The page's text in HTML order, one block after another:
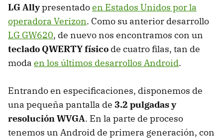
LG Allypresentadoen Estados Unidos por la
operadora Verizon. Como su anterior desarrollo
LG GW620, de nuevo nos encontramos con un
teclado QWERTYfísico de cuatro filas, tan de
moda en los últimos desarrollos Android.
Entrando en especificaciones, disponemos de
una pequeña pantalla de 3.2 pulgadas y
resolución WVGA. En la parte de proceso
tenemos un Android de primera generación, con